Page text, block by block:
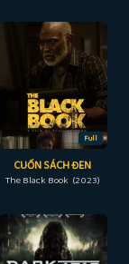
Full
CUỐN SÁCH ĐEN
The Black Book (2023)